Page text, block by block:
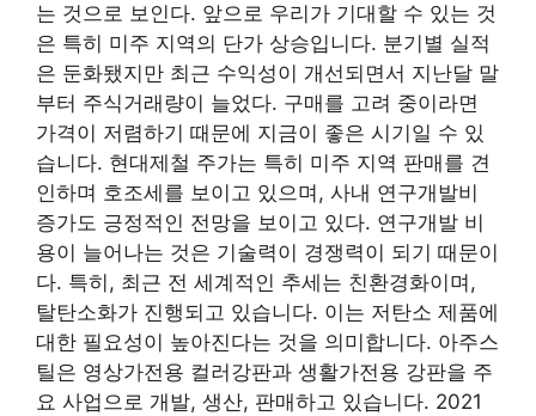
는 것으로 보인다. 앞으로 우리가 기대할 수 있는 것
은 특히 미주 지역의 단가 상승입니다. 분기별 실적
은 둔화됐지만 최근 수익성이 개선되면서 지난달 말
부터 주식거래량이 늘었다. 구매를 고려 중이라면
가격이 저렴하기 때문에 지금이 좋은 시기일 수 있
습니다. 현대제철 주가는 특히 미주 지역 판매를 견
인하며 호조세를 보이고 있으며, 사내 연구개발비
증가도 긍정적인 전망을 보이고 있다. 연구개발 비
용이 늘어나는 것은 기술력이 경쟁력이 되기 때문이
다. 특히, 최근 전 세계적인 추세는 친환경화이며,
탈탄소화가 진행되고 있습니다. 이는 저탄소 제품에
대한 필요성이 높아진다는 것을 의미합니다. 아주스
틸은 영상가전용 컬러강판과 생활가전용 강판을 주
요 사업으로 개발, 생산, 판매하고 있습니다. 2021